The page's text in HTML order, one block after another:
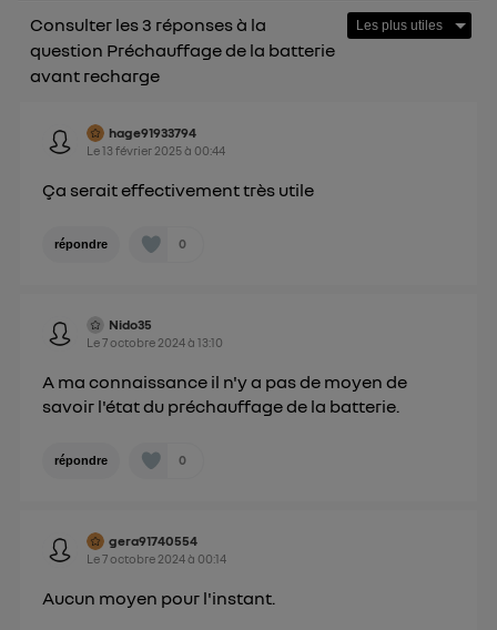
Consulter les 3 réponses à la
question Préchauffage de la batterie
avant recharge
hage91933794
Le13 février 2025à 00:44
Ça serait effectivement très utile
répondre 0
Nido35
Le7 octobre 2024à13:10
A ma connaissance il n'y a pas de moyen de
savoir l'état du préchauffage de la batterie.
répondre 0
gera91740554
Le7 octobre 2024à 00:14
Aucun moyen pour l'instant.